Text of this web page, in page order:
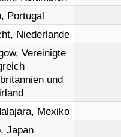
Portugal
Niederlande
Vereinigte
und
Mexiko
Japan